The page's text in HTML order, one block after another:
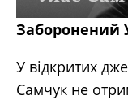
Заборонений
У відкритих
Самчук не